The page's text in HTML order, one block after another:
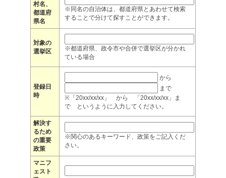
村名、
都道府
県名
※同名の自治体は、都道府県とあわせて検索
することで分けて探すことができます。
対象の
選挙区
※都道府県、政令市や合併で選挙区が分かれ
ている場合
登録日
時
から
まで
※「20xx/xx/xx」 から 「20xx/xx/xx」ま
で というように入力してください。
解決す
るため
の重要
政策
※関心のあるキーワード、政策をご記入くだ
さい。
マニフ
ェスト